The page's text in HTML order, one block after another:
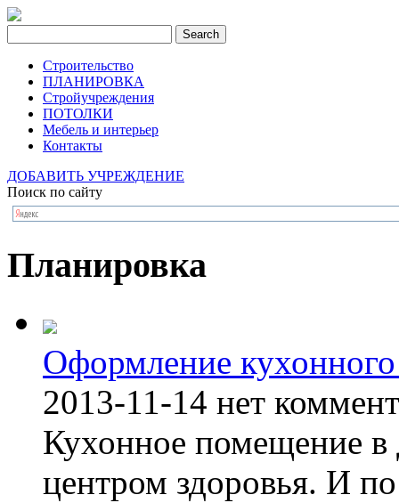
Строительство
ПЛАНИРОВКА
Стройучреждения
ПОТОЛКИ
Мебель и интерьер
Контакты
ДОБАВИТЬ УЧРЕЖДЕНИЕ
Поиск по сайту
Планировка
Оформление
2013-11-14 нет
Кухонное помещение в
центром здоровья. И